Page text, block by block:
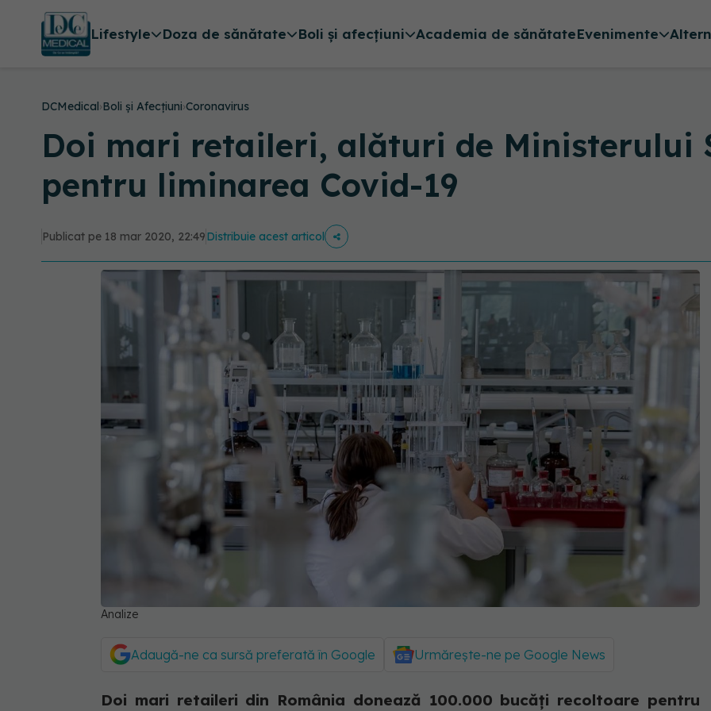
Lifestyle Doza de sănătate Boli și afecțiuni Academia de sănătateEvenimente
DCMedical›Boli și Afecțiuni›Coronavirus
Doi mari retaileri, alături de Ministerului
pentru liminarea Covid-19
Publicat pe 18 mar 2020, 22:49Distribuie acest articol
Analize
Adaugă-ne ca sursă preferată în Google Urmărește-ne pe Google News
Doi mari retaileri din România donează 100.000 bucăți recoltoare pentru